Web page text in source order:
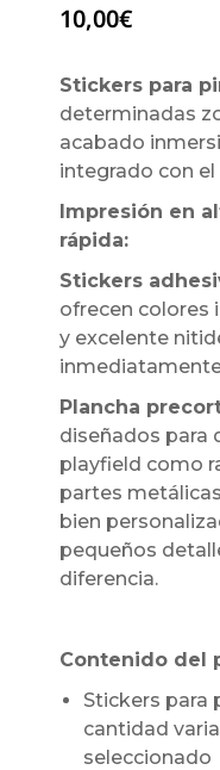
10,00€
Stickers para
determinadas
acabado
integrado con
Impresión en
rápida:
Stickers
ofrecen colores
y excelente
Plancha
diseñados para
playfield como
partes
bien
pequeños
diferencia.
Contenido del
Stickers para
cantidad
seleccionado